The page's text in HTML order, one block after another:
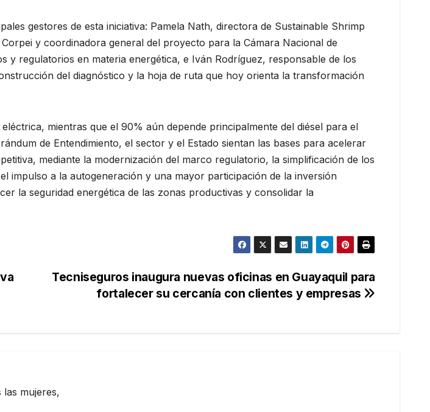
gestores de esta iniciativa: Pamela Nath, directora de Sustainable Shrimp
y coordinadora general del proyecto para la Cámara Nacional de
regulatorios en materia energética, e Iván Rodríguez, responsable de los
del diagnóstico y la hoja de ruta que hoy orienta la transformación
mientras que el 90% aún depende principalmente del diésel para el
de Entendimiento, el sector y el Estado sientan las bases para acelerar
mediante la modernización del marco regulatorio, la simplificación de los
impulso a la autogeneración y una mayor participación de la inversión
la seguridad energética de las zonas productivas y consolidar la
Tecniseguros inaugura nuevas oficinas en Guayaquil para
fortalecer su cercanía con clientes y empresas
las mujeres,